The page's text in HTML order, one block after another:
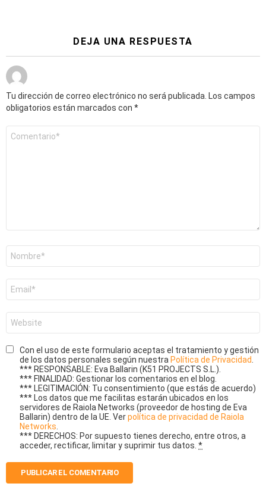
DEJA UNA RESPUESTA
Tu dirección de correo electrónico no será publicada. Los campos
obligatorios están marcados con *
electrónico
*
Con el uso de este formulario aceptas el tratamiento y gestión
de los datos personales según nuestra Política de Privacidad
*** RESPONSABLE: Eva Ballarin (K51 PROJECTS S.L.).
*** FINALIDAD: Gestionar los comentarios en el blog.
*** LEGITIMACIÓN: Tu consentimiento (que estás de acuerdo)
*** Los datos que me facilitas estarán ubicados en los
servidores de Raiola Networks (proveedor de hosting de Eva
Ballarin) dentro de la UE. Verpolítica de privacidad de Raiola
Networks
*** DERECHOS: Por supuesto tienes derecho, entre otros, a
acceder, rectificar, limitar y suprimir tus datos. *